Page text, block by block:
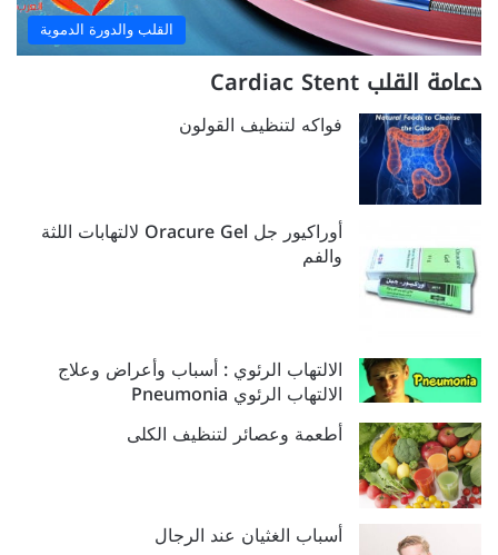
القلب والدورة الدموية
دعامة القلب Cardiac Stent
فواكه لتنظيف القولون
أوراكيور جل Oracure Gel لالتهابات اللثة
والفم
الالتهاب الرئوي : أسباب وأعراض وعلاج
الالتهاب الرئوي Pneumonia
أطعمة وعصائر لتنظيف الكلى
أسباب الغثيان عند الرجال